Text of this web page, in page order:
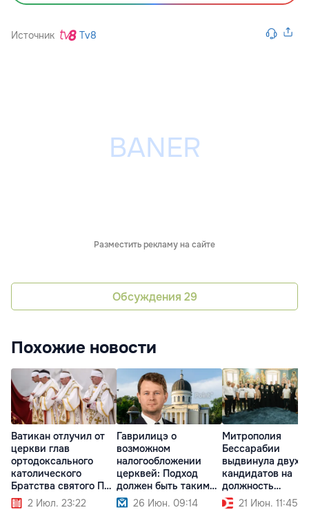
Источник Tv8
Разместить рекламу на сайте
Обсуждения 29
Похожие новости
Ватикан отлучил от
церкви глав
ортодоксального
католического
Братства святого Пия
X
2 Июл. 23:22
Гаврилицэ о
возможном
налогообложении
церквей: Подход
должен быть таким
же, как к НПО
26 Июн. 09:14
Митрополия
Бессарабии
выдвинула двух
кандидатов на
должность
митрополита
21 Июн. 11:45